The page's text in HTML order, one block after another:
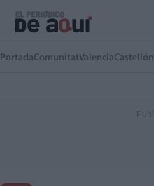
PortadaComunitatValenciaCastellón